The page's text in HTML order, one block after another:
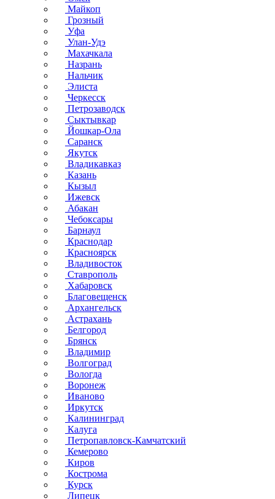
Майкоп
Грозный
Уфа
Улан-Удэ
Махачкала
Назрань
Нальчик
Элиста
Черкесск
Петрозаводск
Сыктывкар
Йошкар-Ола
Саранск
Якутск
Владикавказ
Казань
Кызыл
Ижевск
Абакан
Чебоксары
Барнаул
Краснодар
Красноярск
Владивосток
Ставрополь
Хабаровск
Благовещенск
Архангельск
Астрахань
Белгород
Брянск
Владимир
Волгоград
Вологда
Воронеж
Иваново
Иркутск
Калининград
Калуга
Петропавловск-Камчатский
Кемерово
Киров
Кострома
Курск
Липецк